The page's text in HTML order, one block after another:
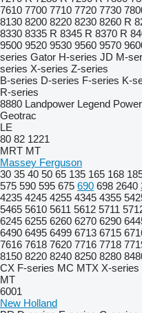
7610 7700 7710 7720 7730
8130 8200 8220 8230 8260 R
8330 8335 R 8345 R 8370 R
9500 9520 9530 9560 9570
series Gator H-series JD M-
series X-series Z-series
B-series D-series F-series K-
R-series
8880 Landpower Legend
Geotrac
LE
80 82 1221
MRT MT
Massey Ferguson
30 35 40 50 65 135 165 168
575 590 595 675 690 698 2640
4235 4245 4255 4345 4355
5465 5610 5611 5612 5711
6245 6255 6260 6270 6290
6490 6495 6499 6713 6715
7616 7618 7620 7716 7718
8150 8220 8240 8250 8280
CX F-series MC MTX X-series
MT
6001
New Holland